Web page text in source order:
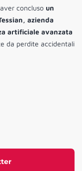
concluso un
azienda
artificiale avanzata
da perdite accidentali